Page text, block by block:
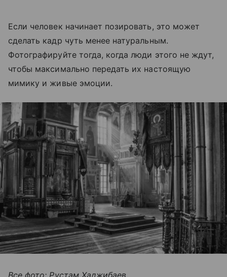
Если человек начинает позировать, это может
сделать кадр чуть менее натуральным.
Фотографируйте тогда, когда люди этого не ждут,
чтобы максимально передать их настоящую
мимику и живые эмоции.